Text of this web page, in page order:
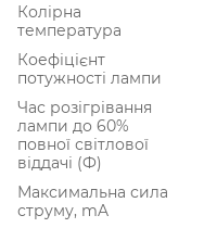
Колірна
температура
Коефіцієнт
потужності лампи
Час розігрівання
лампи до 60%
повної світлової
віддачі (Ф)
Максимальна сила
струму, mA